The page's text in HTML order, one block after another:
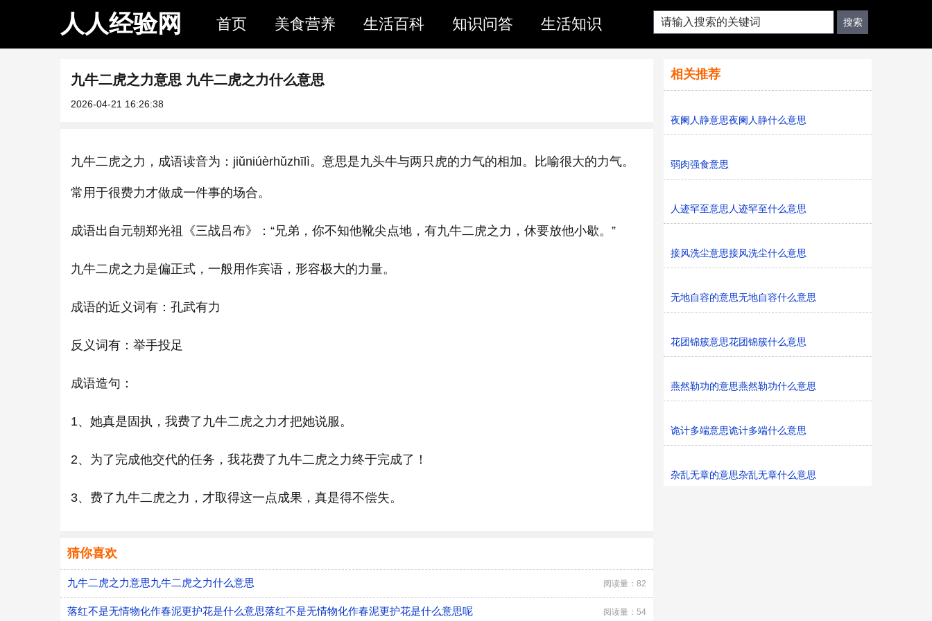
人人经验网 首页 美食营养 生活百科 知识问答 生活知识
九牛二虎之力意思 九牛二虎之力什么意思
2026-04-21 16:26:38
九牛二虎之力，成语读音为：jiǔniúèrhǔzhīlì。意思是九头牛与两只虎的力气的相加。比喻很大的力气。
常用于很费力才做成一件事的场合。
成语出自元朝郑光祖《三战吕布》：“兄弟，你不知他靴尖点地，有九牛二虎之力，休要放他小歇。”
九牛二虎之力是偏正式，一般用作宾语，形容极大的力量。
成语的近义词有：孔武有力
反义词有：举手投足
成语造句：
1、她真是固执，我费了九牛二虎之力才把她说服。
2、为了完成他交代的任务，我花费了九牛二虎之力终于完成了！
3、费了九牛二虎之力，才取得这一点成果，真是得不偿失。
猜你喜欢
九牛二虎之力意思九牛二虎之力什么意思 阅读量：82
落红不是无情物化作春泥更护花是什么意思落红不是无情物化作春泥更护花是什么意思呢 阅读量：54
相关推荐
夜阑人静意思夜阑人静什么意思
弱肉强食意思
人迹罕至意思人迹罕至什么意思
接风洗尘意思接风洗尘什么意思
无地自容的意思无地自容什么意思
花团锦簇意思花团锦簇什么意思
燕然勒功的意思燕然勒功什么意思
诡计多端意思诡计多端什么意思
杂乱无章的意思杂乱无章什么意思